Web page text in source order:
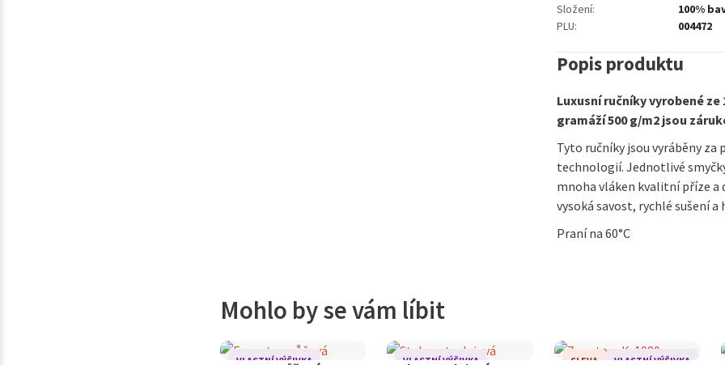
Složení:
100%
PLU:
004472
Popis produktu
Luxusní ručníky vyrobené ze
gramáží 500 g/m2 jsou
Tyto ručníky jsou vyráběny za
technologií. Jednotlivé
mnoha vláken kvalitní příze a
vysoká savost, rychlé sušení a
Praní na 60°C
Mohlo by se vám líbit
VLASTNÍ VÝŠIVKA VLASTNÍ VÝŠIVKA SLEVA VLASTNÍ VÝŠIVKA